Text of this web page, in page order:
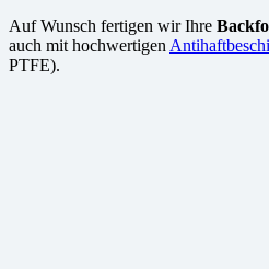
Auf Wunsch fertigen wir Ihre
auch mit hochwertigen
PTFE).